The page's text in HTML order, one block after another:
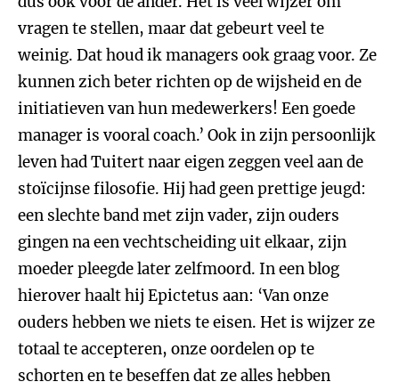
vragen te stellen, maar dat gebeurt veel te
weinig. Dat houd ik managers ook graag voor. Ze
kunnen zich beter richten op de wijsheid en de
initiatieven van hun medewerkers! Een goede
manager is vooral coach.’ Ook in zijn persoonlijk
leven had Tuitert naar eigen zeggen veel aan de
stoïcijnse filosofie. Hij had geen prettige jeugd:
een slechte band met zijn vader, zijn ouders
gingen na een vechtscheiding uit elkaar, zijn
moeder pleegde later zelfmoord. In een blog
hierover haalt hij Epictetus aan: ‘Van onze
ouders hebben we niets te eisen. Het is wijzer ze
totaal te accepteren, onze oordelen op te
schorten en te beseffen dat ze alles hebben